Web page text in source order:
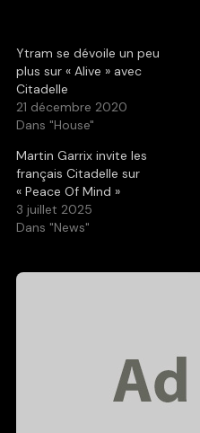
Ytram se dévoile un peu
plus sur « Alive » avec
Citadelle
21 décembre 2020
Dans "House"
Martin Garrix invite les
français Citadelle sur
« Peace Of Mind »
3 juillet 2025
Dans "News"